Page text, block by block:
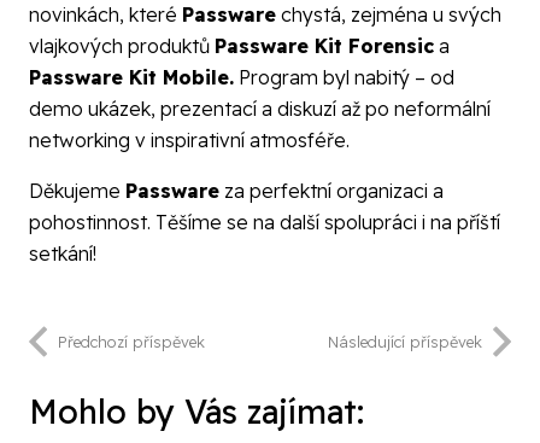
novinkách, které Passware chystá, zejména u svých
vlajkových produktů Passware Kit Forensic a
Passware Kit Mobile. Program byl nabitý – od
demo ukázek, prezentací a diskuzí až po neformální
networking v inspirativní atmosféře.
Děkujeme Passware za perfektní organizaci a
pohostinnost. Těšíme se na další spolupráci i na příští
setkání!
Předchozí příspěvek Následující příspěvek
Mohlo by Vás zajímat: